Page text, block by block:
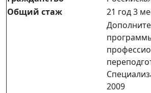
Общий стаж
21 год 3
2009